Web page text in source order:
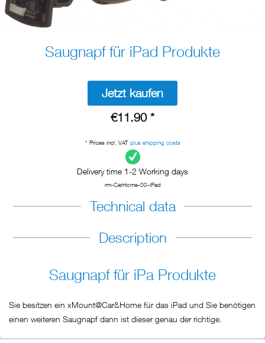
Saugnapf für iPad Produkte
Jetzt kaufen
€11.90 *
* Prices incl. VAT plus shipping costs
Delivery time 1-2 Working days
rm-CarHome-00-iPad
Technical data
Description
Saugnapf für iPa Produkte
Sie besitzen ein xMount@Car&Home für das iPad und Sie benötigen
einen weiteren Saugnapf dann ist dieser genau der richtige.